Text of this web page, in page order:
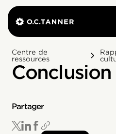
Centre de
ressources
Conclusion
Partager